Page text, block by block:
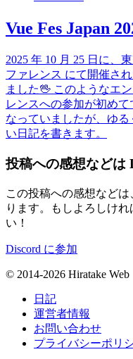
Vue Fes Japan
2025 年 10 月 25 日に、
ファレンス にて開催され
ました🖖 このようなエ
レンスへの参加が初め
なっていましたが、ゆ
い日記を書きます。
投稿への感想などは
この投稿への感想など
ります。もしよろしけ
い！
Discord に参加
© 2014-2026 Hiratake Web
日記
運営者情報
お問い合わせ
プライバシーポリ